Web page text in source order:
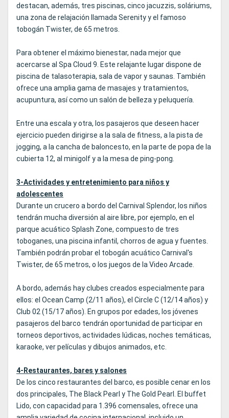
destacan, además, tres piscinas, cinco jacuzzis, soláriums,
una zona de relajación llamada Serenity y el famoso
tobogán Twister, de 65 metros.
Para obtener el máximo bienestar, nada mejor que
acercarse al Spa Cloud 9. Este relajante lugar dispone de
piscina de talasoterapia, sala de vapor y saunas. También
ofrece una amplia gama de masajes y tratamientos,
acupuntura, así como un salón de belleza y peluquería.
Entre una escala y otra, los pasajeros que deseen hacer
ejercicio pueden dirigirse a la sala de fitness, a la pista de
jogging, a la cancha de baloncesto, en la parte de popa de la
cubierta 12, al minigolf y a la mesa de ping-pong.
3-Actividades y entretenimiento para niños y
adolescentes
Durante un crucero a bordo del Carnival Splendor, los niños
tendrán mucha diversión al aire libre, por ejemplo, en el
parque acuático Splash Zone, compuesto de tres
toboganes, una piscina infantil, chorros de agua y fuentes.
También podrán probar el tobogán acuático Carnival's
Twister, de 65 metros, o los juegos de la Video Arcade.
A bordo, además hay clubes creados especialmente para
ellos: el Ocean Camp (2/11 años), el Circle C (12/14 años) y
Club 02 (15/17 años). En grupos por edades, los jóvenes
pasajeros del barco tendrán oportunidad de participar en
torneos deportivos, actividades lúdicas, noches temáticas,
karaoke, ver películas y dibujos animados, etc.
4-Restaurantes, bares y salones
De los cinco restaurantes del barco, es posible cenar en los
dos principales, The Black Pearl y The Gold Pearl. El buffet
Lido, con capacidad para 1.396 comensales, ofrece una